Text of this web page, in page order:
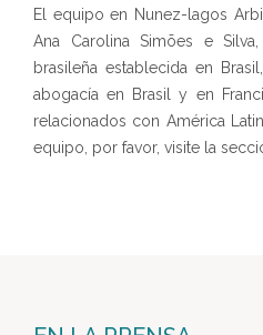
El equipo en Nunez-lagos
Ana Carolina Simões e
brasileña establecida en
abogacía en Brasil y en
relacionados con América
equipo, por favor, visite la